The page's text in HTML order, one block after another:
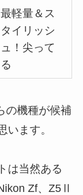
最軽量＆ス
タイリッシ
ュ！尖って
る
の機種が候補
います。
は当然ある
Zf、Z5Ⅱ